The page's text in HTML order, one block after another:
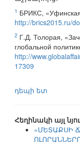
1 БРИКС,
http://brics2015.ru/
2 Г.Д. Толорая,
глобальной
http://
17309
դեպի ետ
Հեղինակի այլ
«ՄԵՏԱՔՍԻ